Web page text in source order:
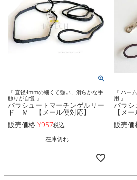
『 直径4mmの細くて強い、滑らかな手
触りが自慢 』
パラシュートマーチンゲルリー
ド Ｍ 【メール便対応】
販売価格 ¥957税込
在庫切れ
『 ハー
用 』
パラ
【メ
販売価